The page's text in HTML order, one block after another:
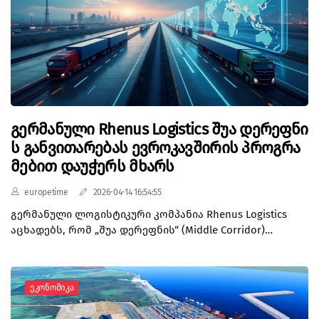
ეს წლიურ, დაახლოებით 14.3%-იან ზრდას
წარმოადგენს.
გერმანული Rhenus Logistics შუა დერეფნი
ს განვითარებას ევროკავშირის პროგრა
მებით დაუჭერს მხარს
europetime 2026-04-14 16:54:55
გერმანული ლოგისტიკური კომპანია Rhenus Logistics
აცხადებს, რომ „შუა დერეფნის“ (Middle Corridor)
კომპანიის ინფორმაციით, გერმანული ბიზნესი
პროექტებში პირდაპირ ჩართვას ნაკლებად გეგმავს და
უპირატესობას ანიჭებს ისეთ პროგრამებს, როგორიცაა
Ეკონომიკა